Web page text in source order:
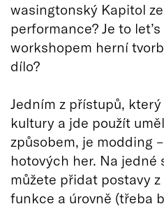
wasingtonský Kapitol
performance? Je to
workshopem herní
dílo?
Jedním z přístupů,
kultury a jde použít
způsobem, je modding
hotových her. Na
můžete přidat postavy z
funkce a úrovně (třeba